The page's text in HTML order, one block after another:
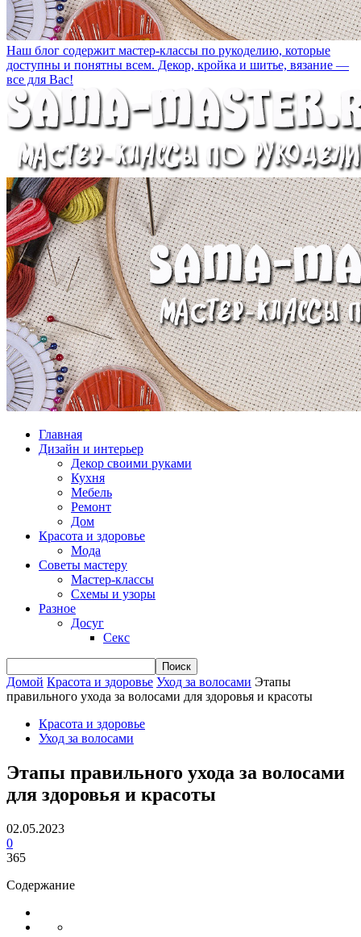
Наш блог содержит мастер-классы по рукоделию, которые
доступны и понятны всем. Декор, кройка и шитье, вязание —
все для Вас!
Главная
Дизайн и интерьер
Декор своими руками
Кухня
Мебель
Ремонт
Дом
Красота и здоровье
Мода
Советы мастеру
Мастер-классы
Схемы и узоры
Разное
Досуг
Секс
Домой Красота и здоровье Уход за волосами Этапы
правильного ухода за волосами для здоровья и красоты
Красота и здоровье
Уход за волосами
Этапы правильного ухода за волосами
для здоровья и красоты
02.05.2023
0
365
Содержание